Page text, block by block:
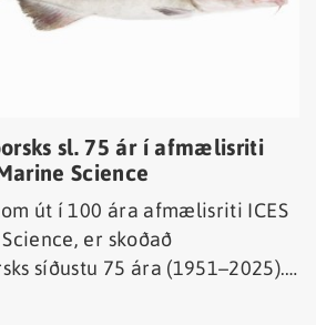
sl. 75 ár í afmælisriti
Science
út í 100 ára afmælisriti ICES
er skoðað
síðustu 75 ára (1951–2025).